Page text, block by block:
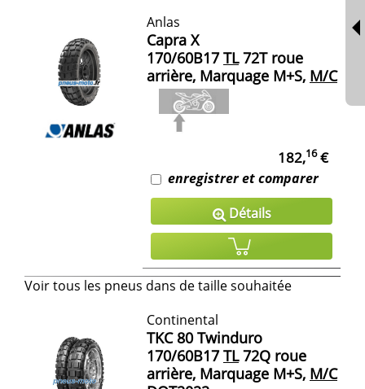
Anlas
Capra X
170/60B17 TL72T roue
arrière, Marquage M+S, M/C
182,16€
enregistrer et comparer
Détails
Voir tous les pneus dans de taille souhaitée
Continental
TKC 80 Twinduro
170/60B17 TL72Q roue
arrière, Marquage M+S, M/C